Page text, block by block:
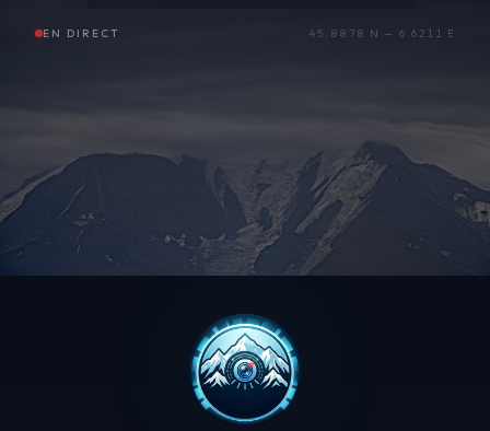
EN DIRECT 45.8878 N — 6.6211 E